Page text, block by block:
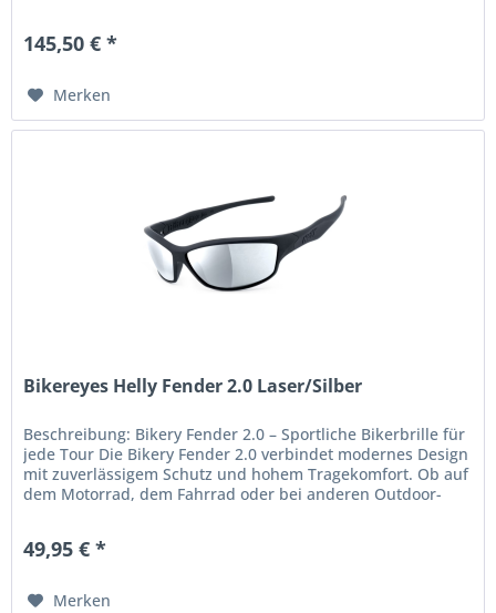
145,50 € *
Merken
Bikereyes Helly Fender 2.0 Laser/Silber
Beschreibung: Bikery Fender 2.0 – Sportliche Bikerbrille für
jede Tour Die Bikery Fender 2.0 verbindet modernes Design
mit zuverlässigem Schutz und hohem Tragekomfort. Ob auf
dem Motorrad, dem Fahrrad oder bei anderen Outdoor-
49,95 € *
Merken